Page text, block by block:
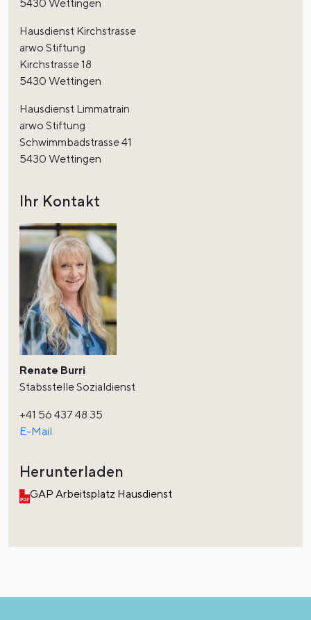
5430 Wettingen
Hausdienst Kirchstrasse
arwo Stiftung
Kirchstrasse 18
5430 Wettingen
Hausdienst Limmatrain
arwo Stiftung
Schwimmbadstrasse 41
5430 Wettingen
Ihr Kontakt
Renate Burri
Stabsstelle Sozialdienst
+41 56 437 48 35
E-Mail
Herunterladen
GAP Arbeitsplatz Hausdienst